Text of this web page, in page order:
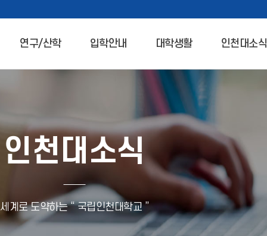
연구/산학 입학안내 대학생활 인천대소식
인천대소식
세계로 도약하는 “ 국립인천대학교 ”